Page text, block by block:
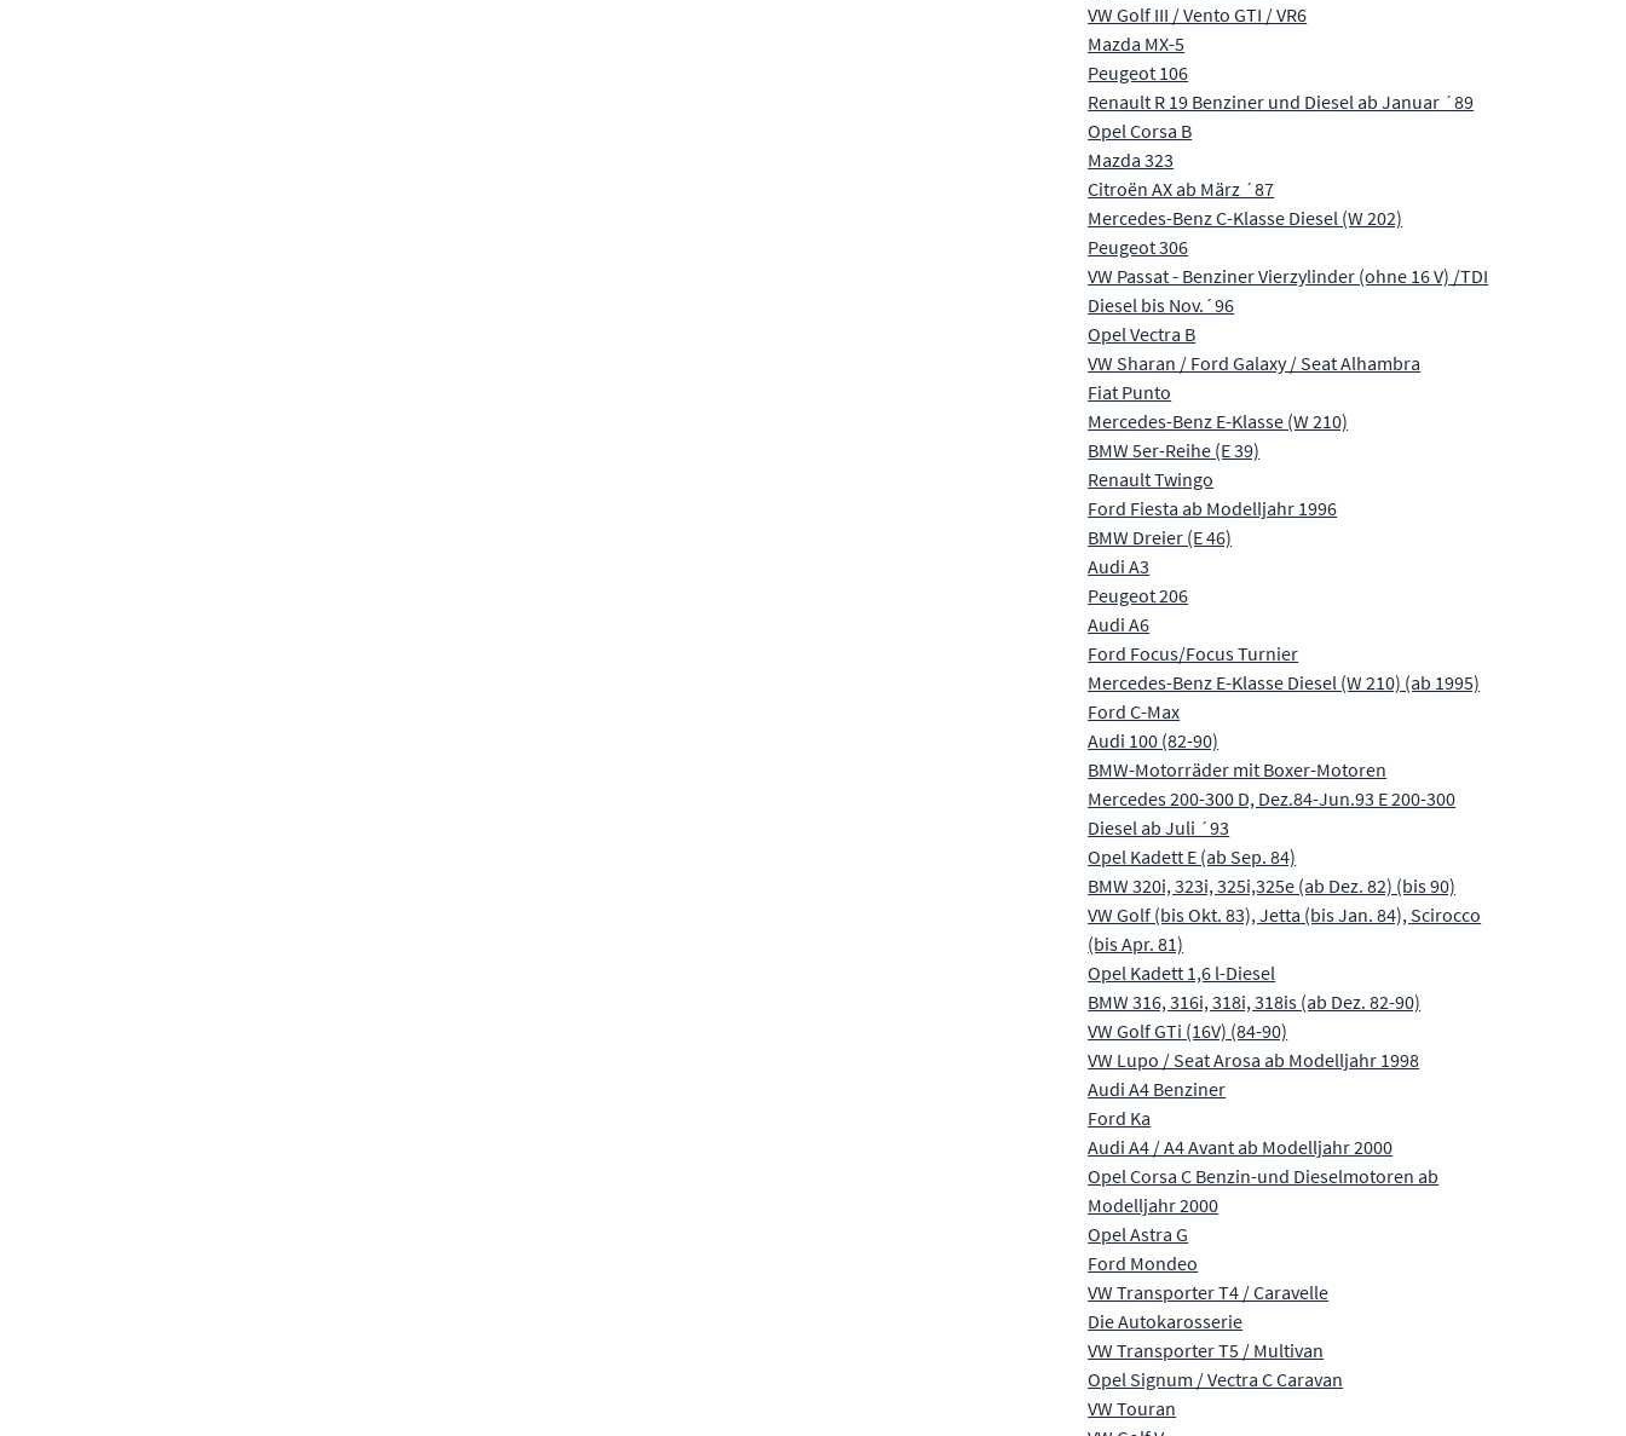
VW Golf III / Vento GTI / VR6
Mazda MX-5
Peugeot 106
Renault R 19 Benziner und Diesel ab Januar ´89
Opel Corsa B
Mazda 323
Citroën AX ab März ´87
Mercedes-Benz C-Klasse Diesel (W 202)
Peugeot 306
VW Passat - Benziner Vierzylinder (ohne 16 V) /TDI
Diesel bis Nov.´96
Opel Vectra B
VW Sharan / Ford Galaxy / Seat Alhambra
Fiat Punto
Mercedes-Benz E-Klasse (W 210)
BMW 5er-Reihe (E 39)
Renault Twingo
Ford Fiesta ab Modelljahr 1996
BMW Dreier (E 46)
Audi A3
Peugeot 206
Audi A6
Ford Focus/Focus Turnier
Mercedes-Benz E-Klasse Diesel (W 210) (ab 1995)
Ford C-Max
Audi 100 (82-90)
BMW-Motorräder mit Boxer-Motoren
Mercedes 200-300 D, Dez.84-Jun.93 E 200-300
Diesel ab Juli ´93
Opel Kadett E (ab Sep. 84)
BMW 320i, 323i, 325i,325e (ab Dez. 82) (bis 90)
VW Golf (bis Okt. 83), Jetta (bis Jan. 84), Scirocco
(bis Apr. 81)
Opel Kadett 1,6 l-Diesel
BMW 316, 316i, 318i, 318is (ab Dez. 82-90)
VW Golf GTi (16V) (84-90)
VW Lupo / Seat Arosa ab Modelljahr 1998
Audi A4 Benziner
Ford Ka
Audi A4 / A4 Avant ab Modelljahr 2000
Opel Corsa C Benzin-und Dieselmotoren ab
Modelljahr 2000
Opel Astra G
Ford Mondeo
VW Transporter T4 / Caravelle
Die Autokarosserie
VW Transporter T5 / Multivan
Opel Signum / Vectra C Caravan
VW Touran